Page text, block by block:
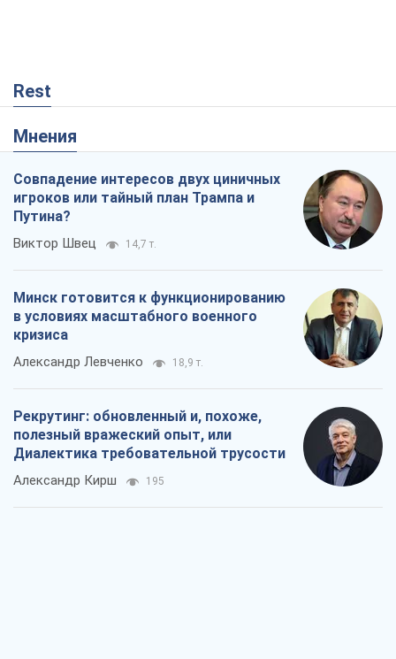
Rest
Мнения
Совпадение интересов двух циничных
игроков или тайный план Трампа и
Путина?
Виктор Швец 14,7 т.
Минск готовится к функционированию
в условиях масштабного военного
кризиса
Александр Левченко 18,9 т.
Рекрутинг: обновленный и, похоже,
полезный вражеский опыт, или
Диалектика требовательной трусости
Александр Кирш 195